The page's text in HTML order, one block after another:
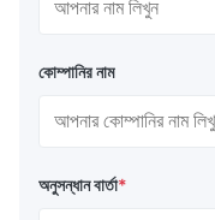
কোম্পানির নাম
অনুসন্ধান বার্তা*